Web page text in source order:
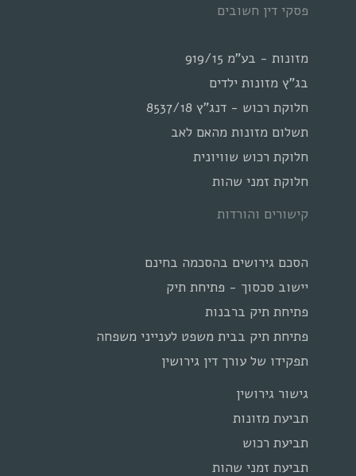
פסקי דין חשובים
מזונות - בע"מ 919/15
בג"ץ מזונות ילדים
חלוקת רכוש - דנג"ץ 8537/18
תשלום מזונות מהאם לאב
חלוקת רכוש שוויונית
חלוקת זמני שהות
קישורים והורדות
הסכם גירושים בהסכמה בחינם
יישוב סכסוך - פתיחת תיק
פתיחת תיק ברבנות
פתיחת תיק בבית משפט לענייני משפחה
תפקידו של עורך דין גירושין
גישור גירושין
תביעת מזונות
תביעת רכוש
תביעת זמני שהות